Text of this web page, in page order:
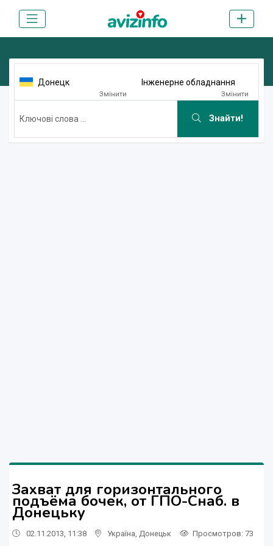
Донецк
Змінити
Інженерне обладнання
Змінити
Знайти!
Захват для горизонтального
подъёма бочек, от ГПО-Снаб. в
Донецьку
02.11.2013, 11:38 Україна Донецьк Просмотров: 73